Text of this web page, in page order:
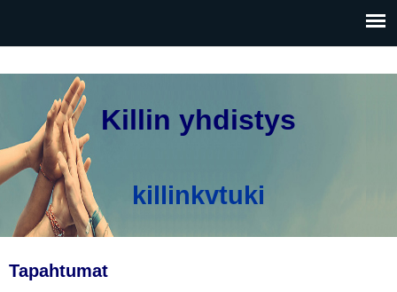
Killin yhdistys
killinkvtuki
Tapahtumat